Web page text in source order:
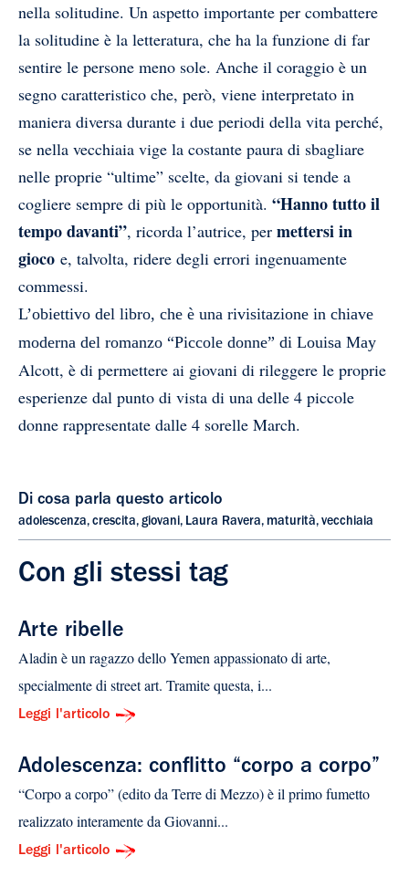
nella solitudine. Un aspetto importante per combattere
la solitudine è la letteratura, che ha la funzione di far
sentire le persone meno sole. Anche il coraggio è un
segno caratteristico che, però, viene interpretato in
maniera diversa durante i due periodi della vita perché,
se nella vecchiaia vige la costante paura di sbagliare
nelle proprie “ultime” scelte, da giovani si tende a
cogliere sempre di più le opportunità. “Hanno tutto il
tempo davanti”, ricorda l’autrice, per mettersi in
gioco e, talvolta, ridere degli errori ingenuamente
commessi.
L’obiettivo del libro, che è una rivisitazione in chiave
moderna del romanzo “Piccole donne” di Louisa May
Alcott, è di permettere ai giovani di rileggere le proprie
esperienze dal punto di vista di una delle 4 piccole
donne rappresentate dalle 4 sorelle March.
Di cosa parla questo articolo
adolescenza, crescita, giovani, Laura Ravera, maturità, vecchiaia
Con gli stessi tag
Arte ribelle
Aladin è un ragazzo dello Yemen appassionato di arte,
specialmente di street art. Tramite questa, i...
Leggi l'articolo
Adolescenza: conflitto “corpo a corpo”
“Corpo a corpo” (edito da Terre di Mezzo) è il primo fumetto
realizzato interamente da Giovanni...
Leggi l'articolo